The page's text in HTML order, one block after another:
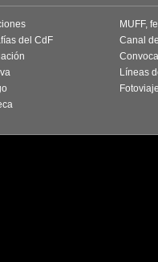
del CdF
MUFF,
Canal
Líneas